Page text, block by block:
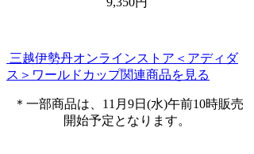
三越伊勢丹オンラインストア＜アディダ
ス＞ワールドカップ関連商品を見る
＊一部商品は、11月9日(水)午前10時販売
開始予定となります。